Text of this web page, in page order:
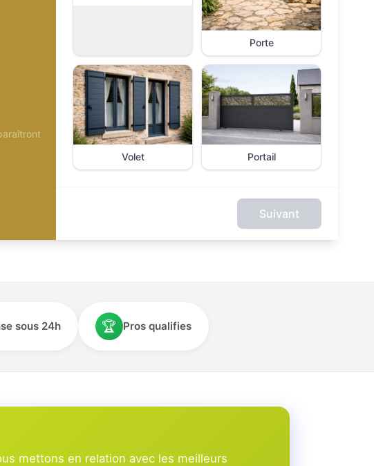
Porte
Volet Portail
Suivant
sous 24h 🏆 Pros qualifies
mettons en relation avec les meilleurs